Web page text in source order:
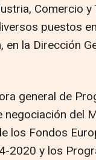
Comercio
puestos
en la Dirección
general de
del
los Fondos
2020 y los